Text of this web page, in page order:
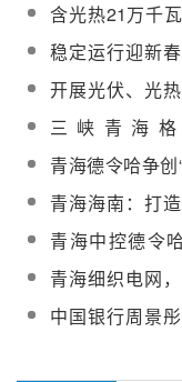
含光热21万千
省电力装机达
瓦，持续保持全
稳定运行迎新
中控德令哈
电站1月累
1869.24万kWh
开展光伏、光
及风力发电关键
究！青海“十四五
新规划发布
三峡青海
1.1GW、青豫
光热光伏项目
EPC中标候选人
青海德令哈争创
能源重要保障基
军
青海海南：打
清洁能源基地
青海中控德令
光热电站最近
量达成率超
青海细织电网
洁能源“黄金”跑道
中国银行周景